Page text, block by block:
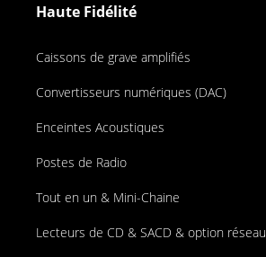
Haute Fidélité
Caissons de grave amplifiés
Convertisseurs numériques (DAC)
Enceintes Acoustiques
Postes de Radio
Tout en un & Mini-Chaine
Lecteurs de CD & SACD & option réseau